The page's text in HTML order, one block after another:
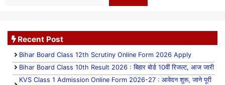
Recent Post
Bihar Board Class 12th Scrutiny Online Form 2026 Apply
Bihar Board Class 10th Result 2026 : बिहार बोर्ड 10वीं रिजल्ट, आज जारी
KVS Class 1 Admission Online Form 2026-27 : आवेदन शुरू, जाने पूरी